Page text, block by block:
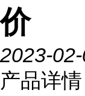
价
2023-
产品详情